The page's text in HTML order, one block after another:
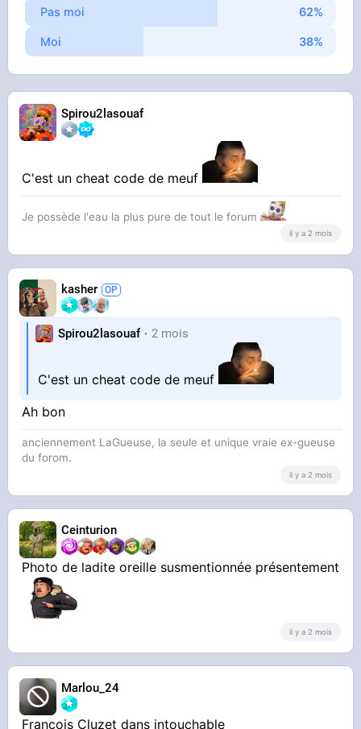
Pas moi
Moi
Spirou2lasouaf
C'est un cheat code de meuf
Je possède l'eau la plus pure de tout le forum
il y a 2 mois
kasher
Spirou2lasouaf 2 mois
C'est un cheat code de meuf
Ah bon
anciennement LaGueuse, la seule et unique vraie ex-gueuse
du forom.
il y a 2 mois
Ceinturion
Photo de ladite oreille susmentionnée présentement
il y a 2 mois
Marlou_24
Francois Cluzet dans intouchable